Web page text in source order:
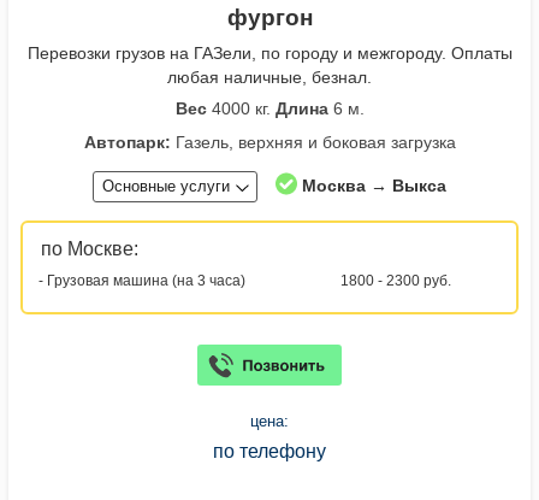
фургон
Перевозки грузов на ГАЗели, по городу и межгороду. Оплаты
любая наличные, безнал.
Вес4000 кг. Длина6 м.
Автопарк: Газель, верхняя и боковая загрузка
Основные услуги Москва → Выкса
по Москве:
- Грузовая машина (на 3 часа) 1800 - 2300 руб.
цена:
по телефону